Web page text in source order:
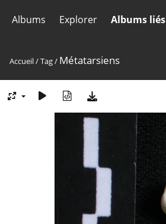
Albums Explorer Albums liés
Accueil/Tag/ Métatarsiens